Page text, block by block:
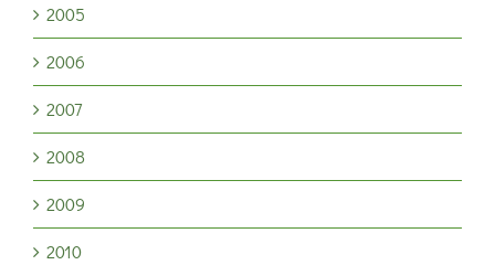
2005
2006
2007
2008
2009
2010